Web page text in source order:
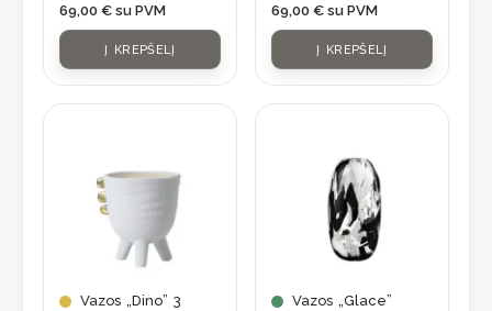
69,00 € su PVM
Į KREPŠELĮ
69,00 € su PVM
Į KREPŠELĮ
Vazos „Dino” 3 Vazos „Glace”